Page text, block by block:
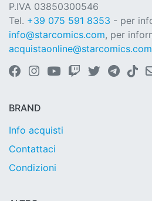
P.IVA 03850300546
Tel. +39 075 591 8353 - per
info@starcomics.com, per
acquistaonline@starcomics.com
BRAND
Info acquisti
Contattaci
Condizioni